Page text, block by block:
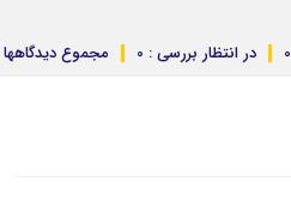
مجموع دیدگاهها در انتظار بررسی : 0